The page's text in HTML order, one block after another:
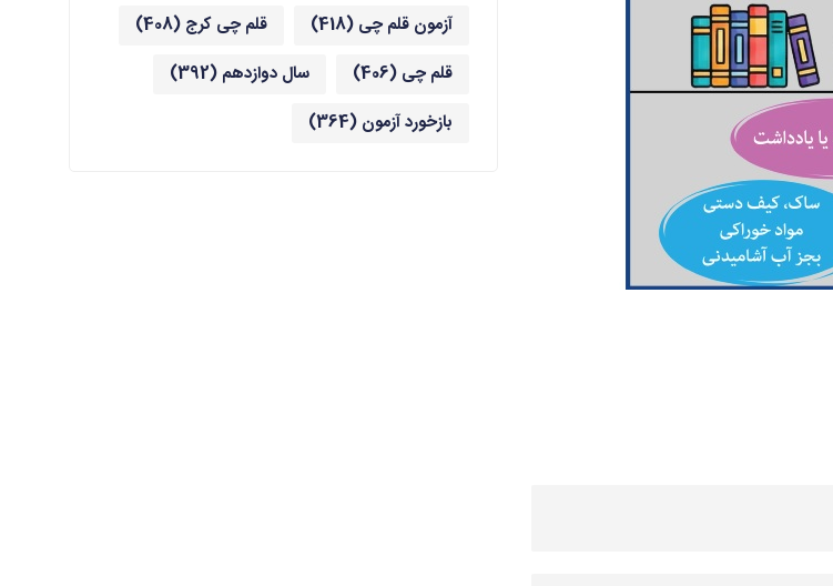
آزمون قلم چی(418) قلم چی کرج(408)
قلم چی(406) سال دوازدهم(392)
بازخورد آزمون(364)